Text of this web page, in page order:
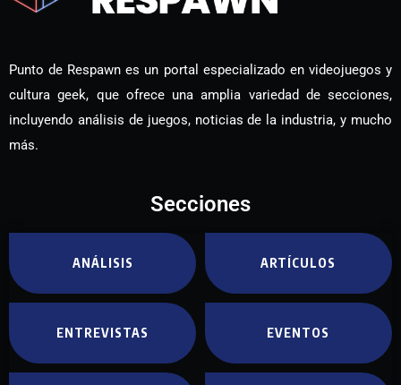
Punto de Respawn es un portal especializado en videojuegos y
cultura geek, que ofrece una amplia variedad de secciones,
incluyendo análisis de juegos, noticias de la industria, y mucho
más.
Secciones
ANÁLISIS ARTÍCULOS
ENTREVISTAS EVENTOS